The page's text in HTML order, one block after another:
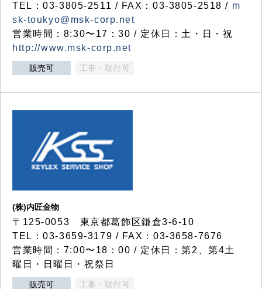
TEL：03-3805-2511 / FAX：03-3805-2518 / m
sk-toukyo@msk-corp.net
営業時間：8:30〜17：30 / 定休日：土・日・祝
http://www.msk-corp.net
販売可 工事・取付可
(株)内匠金物
〒125-0053 東京都葛飾区鎌倉3-6-10
TEL：03-3659-3179 / FAX：03-3658-7676
営業時間：7:00〜18：00 / 定休日：第2、第4土
曜日・日曜日・祝祭日
販売可 工事・取付可